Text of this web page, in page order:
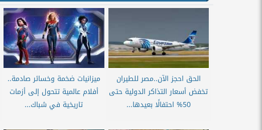
الحق احجز الآن..مصر للطيران
تخفض أسعار التذاكر الدولية حتى
50% احتفالًا بعيدها...
ميزانيات ضخمة وخسائر صادمة..
أفلام عالمية تتحول إلى أزمات
تاريخية في شباك...